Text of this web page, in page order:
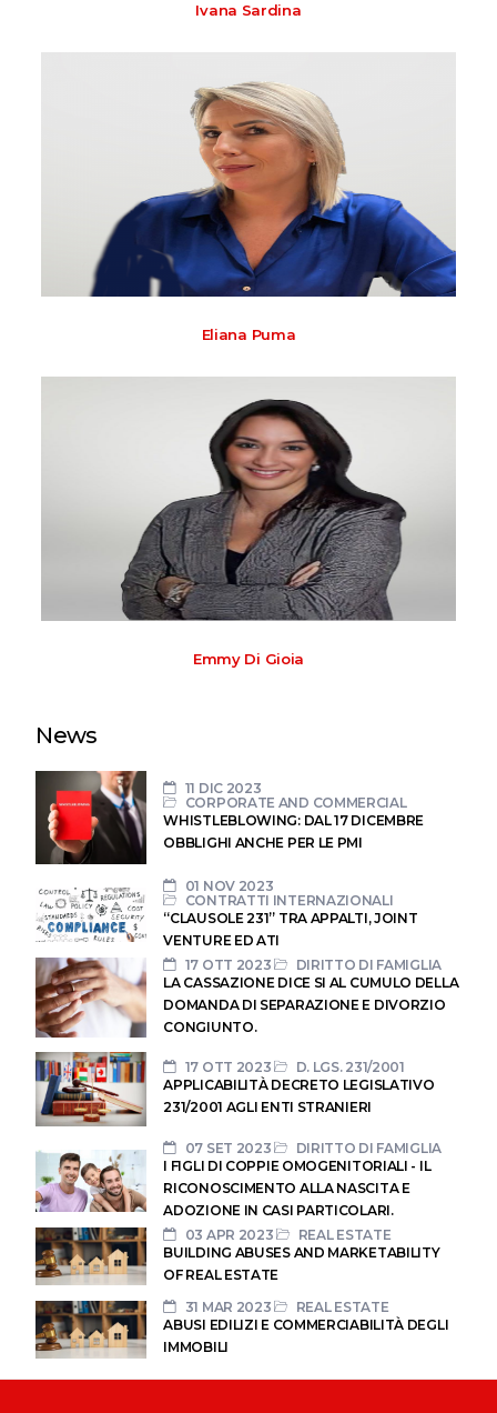
Ivana Sardina
Eliana Puma
Emmy Di Gioia
News
11 DIC 2023
CORPORATE AND COMMERCIAL
WHISTLEBLOWING: DAL 17 DICEMBRE
OBBLIGHI ANCHE PER LE PMI
01 NOV 2023
CONTRATTI INTERNAZIONALI
“CLAUSOLE 231” TRA APPALTI, JOINT
VENTURE ED ATI
17 OTT 2023
DIRITTO DI FAMIGLIA
LA CASSAZIONE DICE SI AL CUMULO DELLA
DOMANDA DI SEPARAZIONE E DIVORZIO
CONGIUNTO.
17 OTT 2023
D. LGS. 231/2001
APPLICABILITÀ DECRETO LEGISLATIVO
231/2001 AGLI ENTI STRANIERI
07 SET 2023
DIRITTO DI FAMIGLIA
I FIGLI DI COPPIE OMOGENITORIALI - IL
RICONOSCIMENTO ALLA NASCITA E
ADOZIONE IN CASI PARTICOLARI.
03 APR 2023
REAL ESTATE
BUILDING ABUSES AND MARKETABILITY
OF REAL ESTATE
31 MAR 2023
REAL ESTATE
ABUSI EDILIZI E COMMERCIABILITÀ DEGLI
IMMOBILI